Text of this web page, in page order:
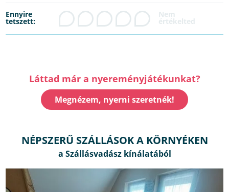
Ennyire
tetszett:
Láttad már a nyereményjátékunkat?
Megnézem, nyerni szeretnék!
NÉPSZERŰ SZÁLLÁSOK A KÖRNYÉKEN